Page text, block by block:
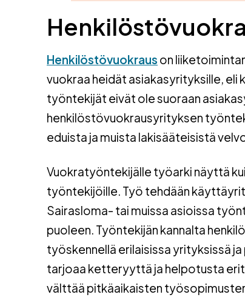
Henkilöstövuokraus on
vuokraa heidät asiakasyrityksille,
työntekijät eivät ole suoraan
henkilöstövuokrausyrityksen
eduista ja muista lakisääteisistä
Vuokratyöntekijälle työarki näyttä
työntekijöille. Työ tehdään
Sairasloma- tai muissa asioissa
puoleen. Työntekijän kannalta
työskennellä erilaisissa yrityksissä
tarjoaa ketteryyttä ja helpotusta
välttää pitkäaikaisten